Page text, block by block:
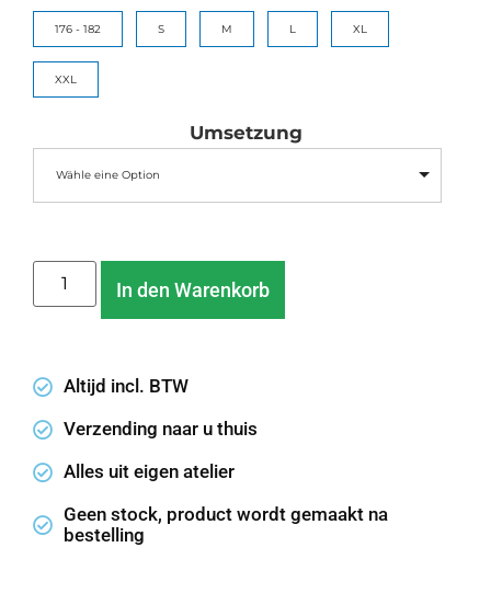
176 - 182 S M L XL
XXL
Umsetzung
Wähle eine Option
In den Warenkorb
Altijd incl. BTW
Verzending naar u thuis
Alles uit eigen atelier
Geen stock, product wordt gemaakt na
bestelling